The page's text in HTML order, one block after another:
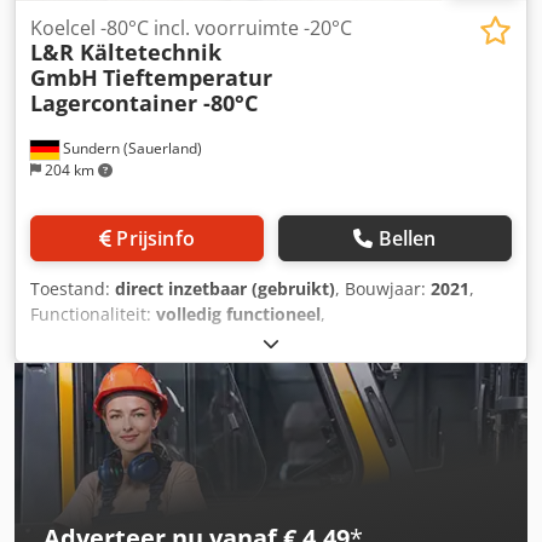
Sundern (Sauerland)
204 km
Koelcel -80°C incl. voorruimte -20°C
L&R Kältetechnik
GmbH Tieftemperatur
Lagercontainer -80°C
Prijsinfo Bellen
Toestand: direct inzetbaar (gebruikt), Bouwjaar: 2021,
Functionaliteit: volledig functioneel,
20-3443
V, totale breedte:2.286 mm, totale lengte:11.994 mm,
totale hoogte:2.582 mm , temperatuur:-80 °C
ingangsstroom:driefasig, koelvermogen:12 kW (16,32 pk),
ingangsstroom:63 A , omgevingstemperatuur (min.):
ingangsfrequentie:50 Hz
, omgevingstemperatuur (max.):
42 °C, Er wordt een mobiele, redundante diepvriesopslag
aangeboden in containeruitvoering, bestaande uit een